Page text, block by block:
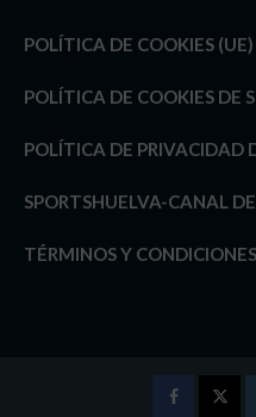
POLÍTICA DE COOKIES (UE)
POLÍTICA DE COOKIES DE
POLÍTICA DE PRIVACIDAD
SPORTSHUELVA-CANAL
TÉRMINOS Y